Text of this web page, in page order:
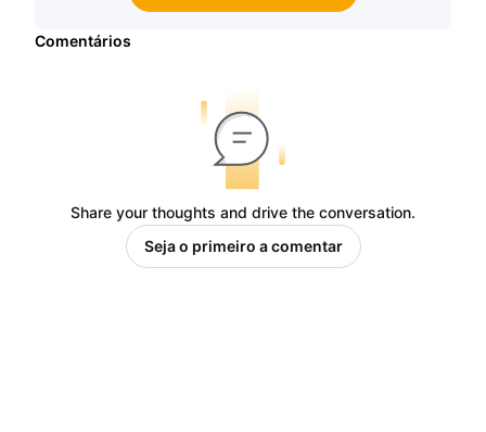
Comentários
Share your thoughts and drive the conversation.
Seja o primeiro a comentar